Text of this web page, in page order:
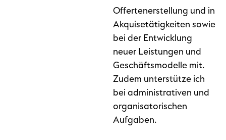
Offertenerstellung und in
Akquisetätigkeiten sowie
bei der Entwicklung
neuer Leistungen und
Geschäftsmodelle mit.
Zudem unterstütze ich
bei administrativen und
organisatorischen
Aufgaben.